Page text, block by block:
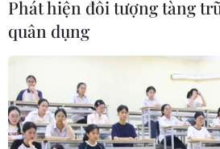
Trung Quốc điều tra
chế tài chính và doanh
20/10/2021 06:13
Phát hiện đối tượng tàng
quân dụng